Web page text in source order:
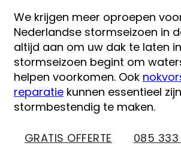
We krijgen meer oproepen
Nederlandse stormseizoen in
altijd aan om uw dak te laten
stormseizoen begint om
helpen voorkomen. Ook
reparatiekunnen essentieel
stormbestendig te maken.
GRATIS OFFERTE 085